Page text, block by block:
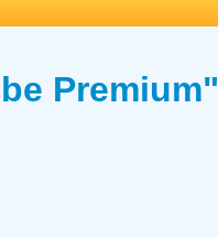
Premium"